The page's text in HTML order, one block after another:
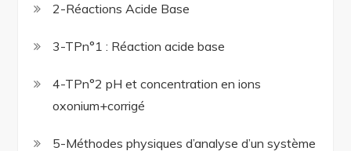
2-Réactions Acide Base
3-TPn°1 : Réaction acide base
4-TPn°2 pH et concentration en ions
oxonium+corrigé
5-Méthodes physiques d’analyse d’un système